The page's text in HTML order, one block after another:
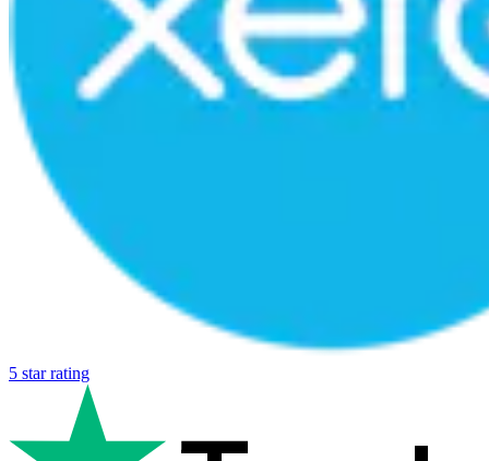
5 star rating